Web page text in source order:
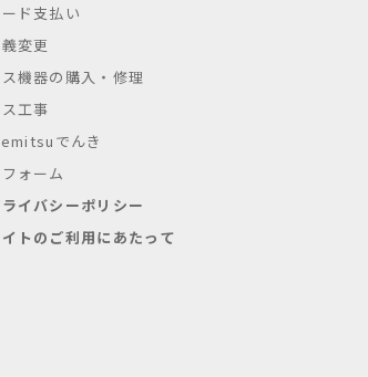
ド支払い
変更
機器の購入・修理
工事
でんき
フォーム
イバシーポリシー
トのご利用にあたって